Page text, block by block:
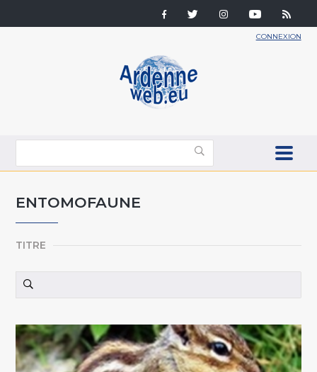
CONNEXION
ENTOMOFAUNE
TITRE